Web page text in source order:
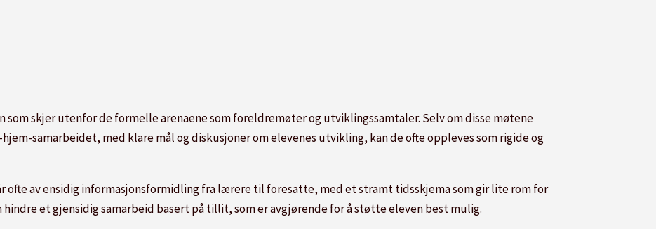
skjer utenfor de formelle arenaene som foreldremøter og utviklingssamtaler. Selv om disse møtene
samarbeidet, med klare mål og diskusjoner om elevenes utvikling, kan de ofte oppleves som rigide og
ofte av ensidig informasjonsformidling fra lærere til foresatte, med et stramt tidsskjema som gir lite rom for
et gjensidig samarbeid basert på tillit, som er avgjørende for å støtte eleven best mulig.